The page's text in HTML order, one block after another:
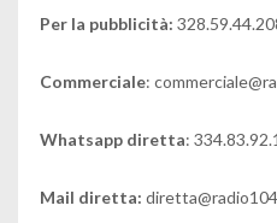
Per la pubblicità:
Commerciale:
Whatsapp diretta:
Mail diretta: